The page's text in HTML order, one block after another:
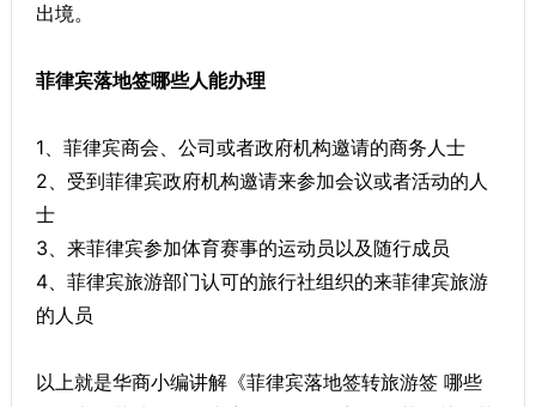
出境。
菲律宾落地签哪些人能办理
1、菲律宾商会、公司或者政府机构邀请的商务人士
2、受到菲律宾政府机构邀请来参加会议或者活动的人
士
3、来菲律宾参加体育赛事的运动员以及随行成员
4、菲律宾旅游部门认可的旅行社组织的来菲律宾旅游
的人员
以上就是华商小编讲解《菲律宾落地签转旅游签 哪些